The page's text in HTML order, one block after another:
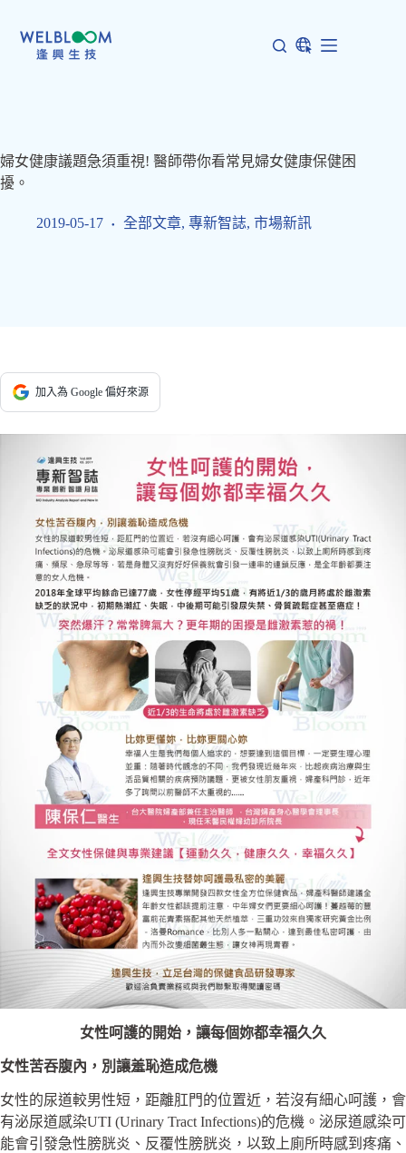
婦女健康議題急須重視! 醫師帶你看常見婦女健康保健困
擾。
2019-05-17 全部文章, 專新智誌, 市場新訊
加入為 Google 偏好來源
女性呵護的開始，讓每個妳都幸福久久
女性苦吞腹內，別讓羞恥造成危機
女性的尿道較男性短，距離肛門的位置近，若沒有細心呵護，會
有泌尿道感染UTI (Urinary Tract Infections)的危機。泌尿道感染可
能會引發急性膀胱炎、反覆性膀胱炎，以致上廁所時感到疼痛、